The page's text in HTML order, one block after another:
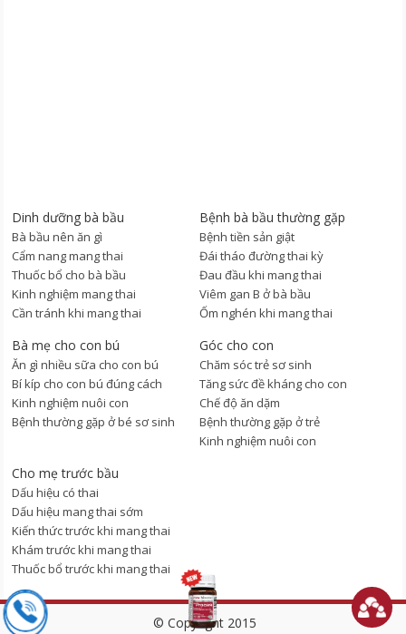
Dinh dưỡng bà bầu
Bà bầu nên ăn gì
Cẩm nang mang thai
Thuốc bổ cho bà bầu
Kinh nghiệm mang thai
Cần tránh khi mang thai
Bệnh bà bầu thường gặp
Bệnh tiền sản giật
Đái tháo đường thai kỳ
Đau đầu khi mang thai
Viêm gan B ở bà bầu
Ốm nghén khi mang thai
Bà mẹ cho con bú
Ăn gì nhiều sữa cho con bú
Bí kíp cho con bú đúng cách
Kinh nghiệm nuôi con
Bệnh thường gặp ở bé sơ sinh
Góc cho con
Chăm sóc trẻ sơ sinh
Tăng sức đề kháng cho con
Chế độ ăn dặm
Bệnh thường gặp ở trẻ
Kinh nghiệm nuôi con
Cho mẹ trước bầu
Dấu hiệu có thai
Dấu hiệu mang thai sớm
Kiến thức trước khi mang thai
Khám trước khi mang thai
Thuốc bổ trước khi mang thai
© Copyright 2015